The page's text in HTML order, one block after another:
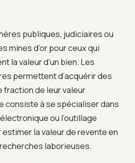
publiques, judiciaires ou
mines d’or pour ceux qui
la valeur d’un bien. Les
permettent d’acquérir des
fraction de leur valeur
consiste à se spécialiser dans
ou l’outillage
la valeur de revente en
laborieuses.